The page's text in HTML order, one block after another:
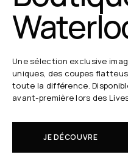
Une sélection exclusive
uniques, des coupes
toute la différence.
avant-première lors des
JE DÉCOUVRE